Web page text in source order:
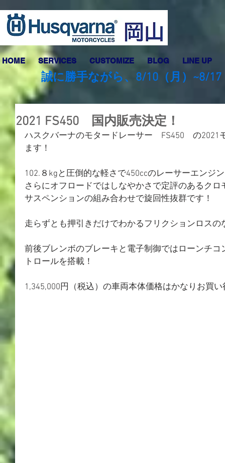
HOME SERVICES CUSTOMIZE BLOG LINE UP
誠に勝手ながら、8/10（月）~8/
2021 FS450 国内販売決定！
ハスクバーナのモタードレーサー　FS450　の
ます！
102.８kgと圧倒的な軽さで450ccのレーサーエンジ
さらにオフロードではしなやかさで定評のあるクロ
サスペンションの組み合わせで旋回性抜群です！
走らずとも押引きだけでわかるフリクションロスの
前後ブレンボのブレーキと電子制御ではローンチ
トロールを搭載！
1,345,000円（税込）の車両本体価格はかなりお買